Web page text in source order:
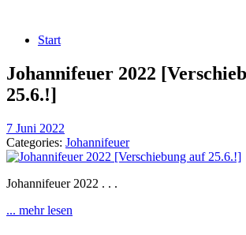
Start
Johannifeuer 2022
25.6.!]
7 Juni 2022
Categories: Johannifeuer
Johannifeuer 2022 . . .
... mehr lesen